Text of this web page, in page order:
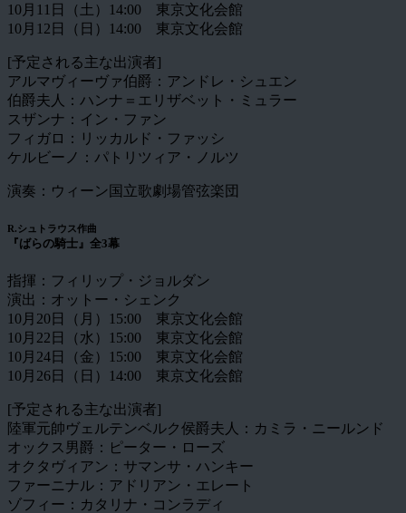
10月11日（土）14:00 東京文化会館
10月12日（日）14:00 東京文化会館
[予定される主な出演者]
アルマヴィーヴァ伯爵：アンドレ・シュエン
伯爵夫人：ハンナ＝エリザベット・ミュラー
スザンナ：イン・ファン
フィガロ：リッカルド・ファッシ
ケルビーノ：パトリツィア・ノルツ
演奏：ウィーン国立歌劇場管弦楽団
R.シュトラウス作曲
『ばらの騎士』全3幕
指揮：フィリップ・ジョルダン
演出：オットー・シェンク
10月20日（月）15:00 東京文化会館
10月22日（水）15:00 東京文化会館
10月24日（金）15:00 東京文化会館
10月26日（日）14:00 東京文化会館
[予定される主な出演者]
陸軍元帥ヴェルテンベルク侯爵夫人：カミラ・ニールンド
オックス男爵：ピーター・ローズ
オクタヴィアン：サマンサ・ハンキー
ファーニナル：アドリアン・エレート
ゾフィー：カタリナ・コンラディ